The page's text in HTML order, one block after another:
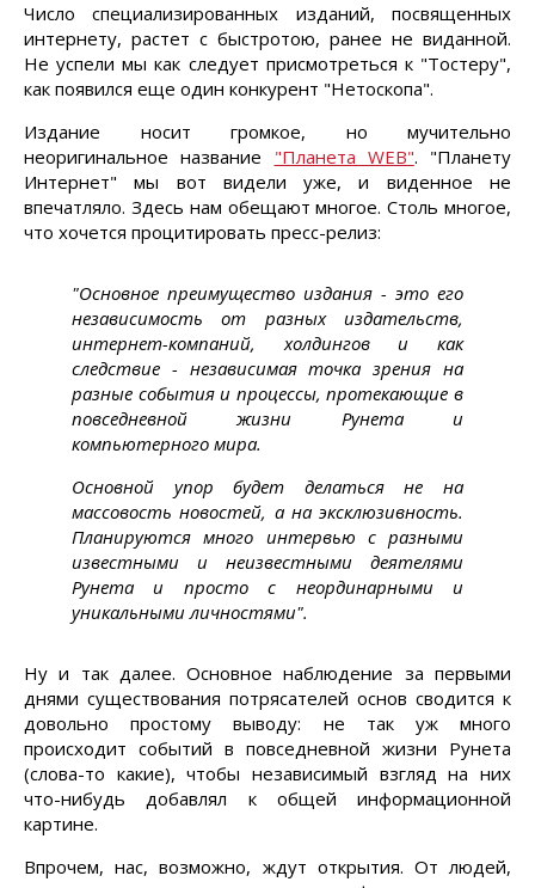
Число специализированных изданий, посвященных
интернету, растет с быстротою, ранее не виданной.
Не успели мы как следует присмотреться к "Тостеру",
как появился еще один конкурент "Нетоскопа".
Издание носит громкое, но мучительно
неоригинальное название "Планета WEB". "Планету
Интернет" мы вот видели уже, и виденное не
впечатляло. Здесь нам обещают многое. Столь многое,
что хочется процитировать пресс-релиз:
"Основное преимущество издания - это его
независимость от разных издательств,
интернет-компаний, холдингов и как
следствие - независимая точка зрения на
разные события и процессы, протекающие в
повседневной жизни Рунета и
компьютерного мира.
Основной упор будет делаться не на
массовость новостей, а на эксклюзивность.
Планируются много интервью с разными
известными и неизвестными деятелями
Рунета и просто с неординарными и
уникальными личностями".
Ну и так далее. Основное наблюдение за первыми
днями существования потрясателей основ сводится к
довольно простому выводу: не так уж много
происходит событий в повседневной жизни Рунета
(слова-то какие), чтобы независимый взгляд на них
что-нибудь добавлял к общей информационной
картине.
Впрочем, нас, возможно, ждут открытия. От людей,